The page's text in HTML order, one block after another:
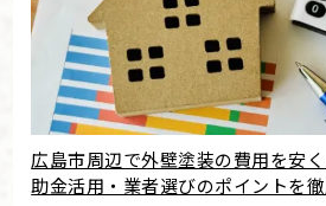
広島市周辺で外壁塗装の費用を安
助金活用・業者選びのポイントを